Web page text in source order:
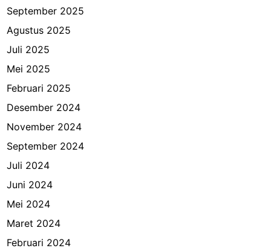
September 2025
Agustus 2025
Juli 2025
Mei 2025
Februari 2025
Desember 2024
November 2024
September 2024
Juli 2024
Juni 2024
Mei 2024
Maret 2024
Februari 2024